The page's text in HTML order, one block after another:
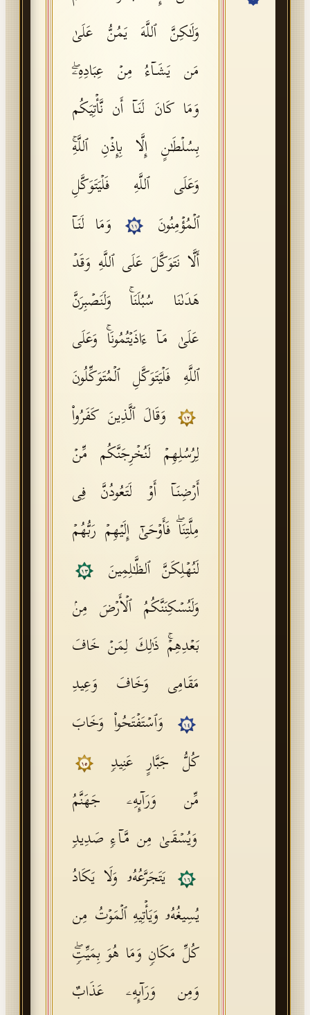
Tajweed Guide
Font Edition Tester
وَلَـٰكِنَّ ٱللَّهَ یَمُنُّ عَلَىٰ
مَن یَشَاۤءُ مِنۡ عِبَادِهِۦۖ
وَمَا كَانَ لَنَاۤ أَن نَّأۡتِیَكُم
بِسُلۡطَـٰنٍ إِلَّا بِإِذۡنِ ٱللَّهِۚ
وَعَلَى ٱللَّهِ فَلۡیَتَوَكَّلِ
ٱلۡمُؤۡمِنُونَ
١١
وَمَا لَنَاۤ
أَلَّا نَتَوَكَّلَ عَلَى ٱللَّهِ وَقَدۡ
هَدَىٰنَا سُبُلَنَاۚ وَلَنَصۡبِرَنَّ
عَلَىٰ مَاۤ ءَاذَیۡتُمُونَاۚ وَعَلَى
ٱللَّهِ فَلۡیَتَوَكَّلِ ٱلۡمُتَوَكِّلُونَ
١٢
وَقَالَ ٱلَّذِینَ كَفَرُوا۟
لِرُسُلِهِمۡ لَنُخۡرِجَنَّكُم مِّنۡ
أَرۡضِنَاۤ أَوۡ لَتَعُودُنَّ فِی
مِلَّتِنَاۖ فَأَوۡحَىٰۤ إِلَیۡهِمۡ رَبُّهُمۡ
لَنُهۡلِكَنَّ ٱلظَّـٰلِمِینَ
١٣
وَلَنُسۡكِنَنَّكُمُ ٱلۡأَرۡضَ مِنۢ
بَعۡدِهِمۡۚ ذَ ٰ⁠لِكَ لِمَنۡ خَافَ
مَقَامِی وَخَافَ وَعِیدِ
١٤
وَٱسۡتَفۡتَحُوا۟ وَخَابَ
كُلُّ جَبَّارٍ عَنِیدࣲ
١٥
مِّن وَرَاۤىِٕهِۦ جَهَنَّمُ
وَیُسۡقَىٰ مِن مَّاۤءࣲ صَدِیدࣲ
١٦
یَتَجَرَّعُهُۥ وَلَا یَكَادُ
یُسِیغُهُۥ وَیَأۡتِیهِ ٱلۡمَوۡتُ مِن
كُلِّ مَكَانࣲ وَمَا هُوَ بِمَیِّتࣲۖ
وَمِن وَرَاۤىِٕهِۦ عَذَابٌ